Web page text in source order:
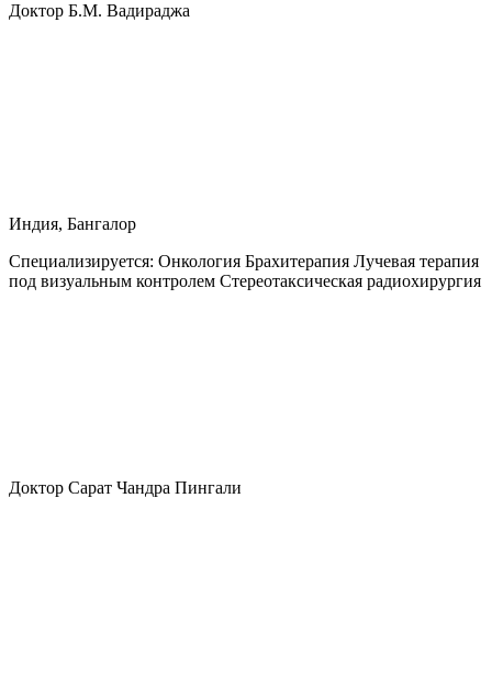
Доктор Б.М. Вадираджа
Индия, Бангалор
Специализируется: Онкология Брахитерапия Лучевая терапия
под визуальным контролем Стереотаксическая радиохирургия
Доктор Сарат Чандра Пингали